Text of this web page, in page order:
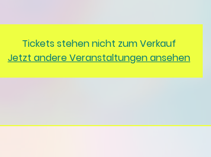
Tickets stehen nicht zum Verkauf
Jetzt andere Veranstaltungen ansehen